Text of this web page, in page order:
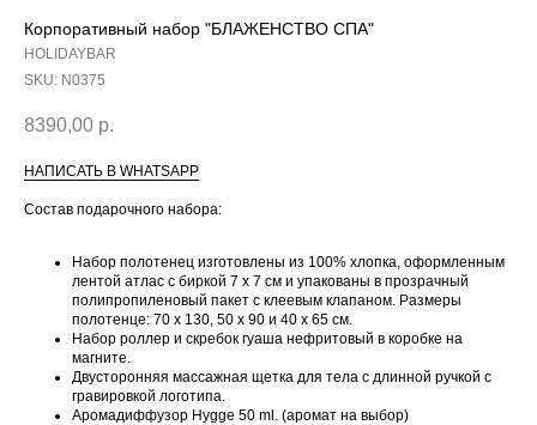
Корпоративный набор "БЛАЖЕНСТВО СПА"
HOLIDAYBAR
SKU: N0375
8390,00 р.
НАПИСАТЬ В WHATSAPP
Состав подарочного набора:
Набор полотенец изготовлены из 100% хлопка, оформленным
лентой атлас с биркой 7 х 7 см и упакованы в прозрачный
полипропиленовый пакет с клеевым клапаном. Размеры
полотенце: 70 х 130, 50 х 90 и 40 х 65 см.
Набор роллер и скребок гуаша нефритовый в коробке на
магните.
Двусторонняя массажная щетка для тела с длинной ручкой с
гравировкой логотипа.
Аромадиффузор Hygge 50 ml. (аромат на выбор)
ВАМ ТАКЖЕ
ПОНРАВИТСЯ